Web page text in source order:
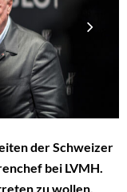
der Schweizer
bei LVMH.
zu wollen.